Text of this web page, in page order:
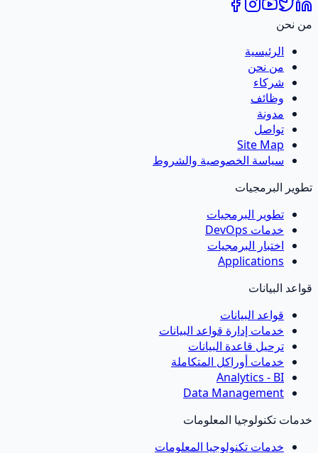
نحن
الرئيسية
من نحن
شركاء
وظائف
مدونة
تواصل
Site Map
سياسة الخصوصية والشروط
البرمجيات
تطوير البرمجيات
خدمات DevOps
اختبار البرمجيات
Applications
البيانات
قواعد البيانات
خدمات إدارة قواعد البيانات
ترحيل قاعدة البيانات
خدمات أوراكل المتكاملة
Analytics - BI
Data Management
تكنولوجيا المعلومات
خدمات تكنولوجيا المعلومات